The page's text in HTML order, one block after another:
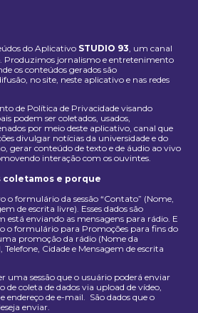
do Aplicativo STUDIO 93, um canal
Produzimos jornalismo e entretenimento
os conteúdos gerados são
no site, neste aplicativo e nas redes
de Política de Privacidade visando
podem ser coletados, usados,
por meio deste aplicativo, canal que
divulgar notícias da universidade e do
gerar conteúdo de texto e de áudio ao vivo
interação com os ouvintes.
coletamos e porque
o formulário da sessão “Contato” (Nome,
de escrita livre). Esses dados são
está enviando as mensagens para rádio. E
o formulário para Promoções para fins do
promoção da rádio (Nome da
Cidade e Mensagem de escrita
uma sessão que o usuário poderá enviar
de coleta de dados via upload de vídeo,
endereço de e-mail. São dados que o
enviar.